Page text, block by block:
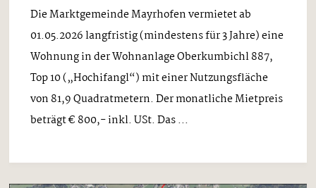
Die Marktgemeinde Mayrhofen vermietet ab
01.05.2026 langfristig (mindestens für 3 Jahre) eine
Wohnung in der Wohnanlage Oberkumbichl 887,
Top 10 („Hochifangl“) mit einer Nutzungsfläche
von 81,9 Quadratmetern. Der monatliche Mietpreis
beträgt € 800,- inkl. USt. Das ...